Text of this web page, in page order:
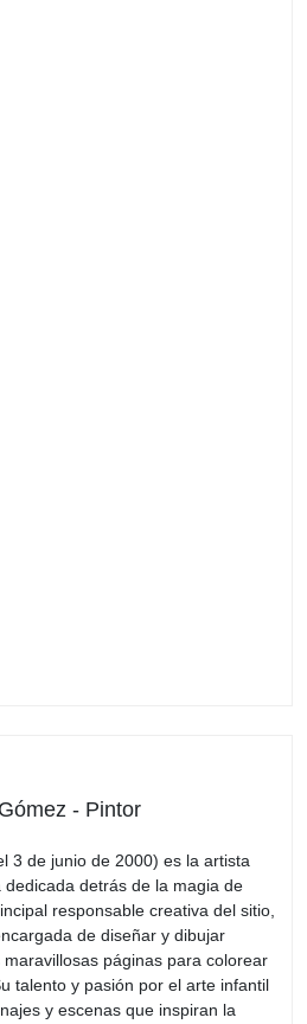
- Pintor
3 de junio de 2000) es la artista
dedicada detrás de la magia de
responsable creativa del sitio,
de diseñar y dibujar
páginas para colorear
talento y pasión por el arte infantil
y escenas que inspiran la